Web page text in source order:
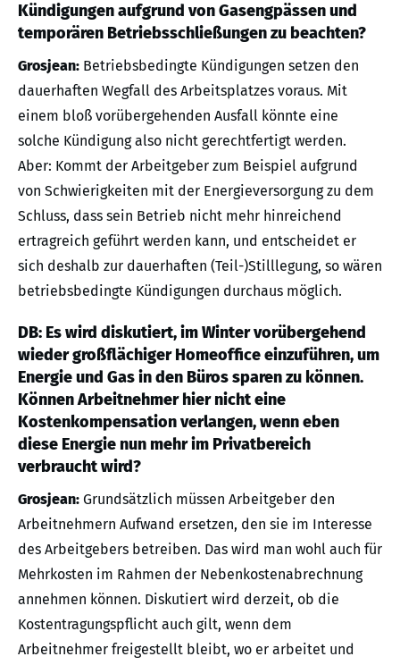
Kündigungen aufgrund von Gasengpässen und
temporären Betriebsschließungen zu beachten?
Grosjean: Betriebsbedingte Kündigungen setzen den
dauerhaften Wegfall des Arbeitsplatzes voraus. Mit
einem bloß vorübergehenden Ausfall könnte eine
solche Kündigung also nicht gerechtfertigt werden.
Aber: Kommt der Arbeitgeber zum Beispiel aufgrund
von Schwierigkeiten mit der Energieversorgung zu dem
Schluss, dass sein Betrieb nicht mehr hinreichend
ertragreich geführt werden kann, und entscheidet er
sich deshalb zur dauerhaften (Teil-)Stilllegung, so wären
betriebsbedingte Kündigungen durchaus möglich.
DB: Es wird diskutiert, im Winter vorübergehend
wieder großflächiger Homeoffice einzuführen, um
Energie und Gas in den Büros sparen zu können.
Können Arbeitnehmer hier nicht eine
Kostenkompensation verlangen, wenn eben
diese Energie nun mehr im Privatbereich
verbraucht wird?
Grosjean: Grundsätzlich müssen Arbeitgeber den
Arbeitnehmern Aufwand ersetzen, den sie im Interesse
des Arbeitgebers betreiben. Das wird man wohl auch für
Mehrkosten im Rahmen der Nebenkostenabrechnung
annehmen können. Diskutiert wird derzeit, ob die
Kostentragungspflicht auch gilt, wenn dem
Arbeitnehmer freigestellt bleibt, wo er arbeitet und